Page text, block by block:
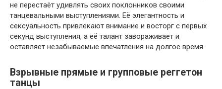
не перестаёт удивлять своих поклонников своими
танцевальными выступлениями. Её элегантность и
сексуальность привлекают внимание и восторг с первых
секунд выступления, а её талант завораживает и
оставляет незабываемые впечатления на долгое время.
Взрывные прямые и групповые реггетон
танцы